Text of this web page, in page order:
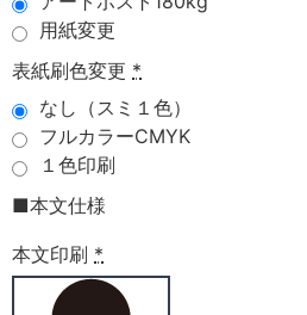
用紙変更
表紙刷色変更 *
なし（スミ１色）
フルカラーCMYK
１色印刷
■本文仕様
本文印刷 *